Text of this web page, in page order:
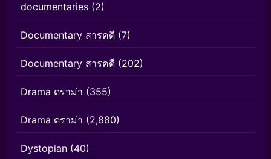
documentaries (2)
Documentary สารคดี (7)
Documentary สารคดี (202)
Drama ดราม่า (355)
Drama ดราม่า (2,880)
Dystopian (40)